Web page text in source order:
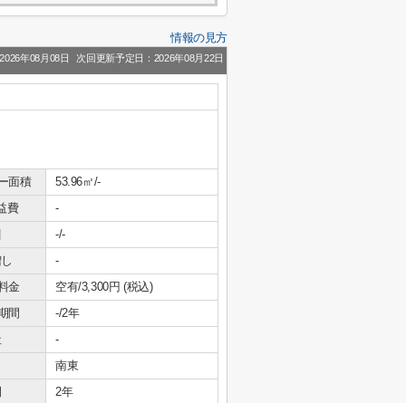
情報の見方
年08月08日 次回更新予定日：2026年08月22日
面積
53.96㎡/-
費
-
-/-
-
金
空有/3,300円 (税込)
間
-/2年
-
南東
2年